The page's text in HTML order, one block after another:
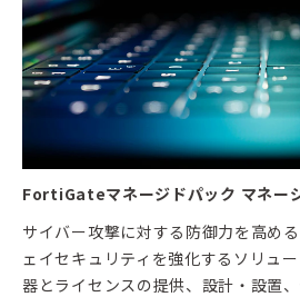
FortiGateマネージドパック マネー
サイバー攻撃に対する防御力を高め
ェイセキュリティを強化するソリュ
器とライセンスの提供、設計・設置